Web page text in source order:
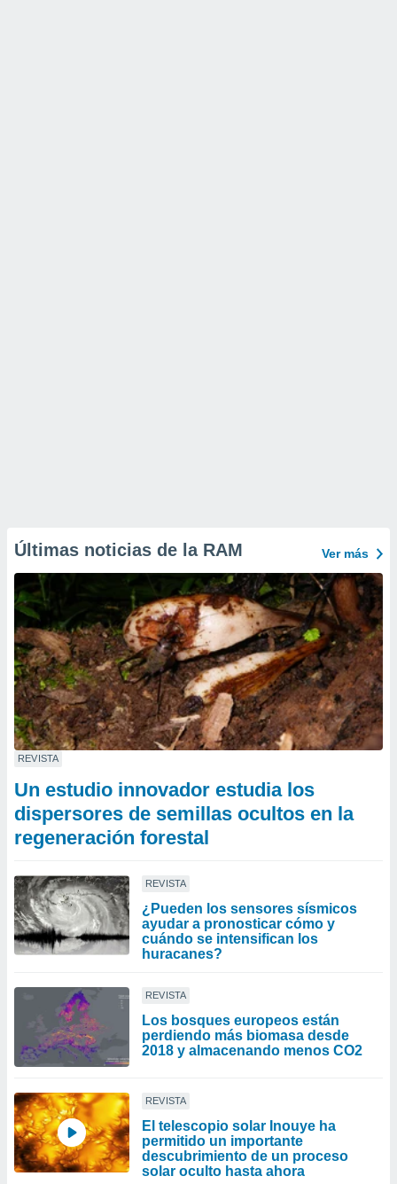
Últimas noticias de la RAM Ver más
REVISTA
Un estudio innovador estudia los
dispersores de semillas ocultos en la
regeneración forestal
REVISTA
¿Pueden los sensores sísmicos
ayudar a pronosticar cómo y
cuándo se intensifican los
huracanes?
REVISTA
Los bosques europeos están
perdiendo más biomasa desde
2018 y almacenando menos CO2
REVISTA
El telescopio solar Inouye ha
permitido un importante
descubrimiento de un proceso
solar oculto hasta ahora